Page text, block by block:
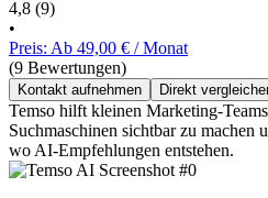
4,8 (9)
•
Preis: Ab 49,00 € / Monat
(9 Bewertungen)
Kontakt aufnehmen Direkt
Temso hilft kleinen Marketing-
Suchmaschinen sichtbar zu machen
wo AI-Empfehlungen entstehen.